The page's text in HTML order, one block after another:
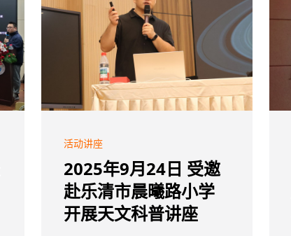
活动讲座
2025年9月24日 受邀
赴乐清市晨曦路小学
开展天文科普讲座